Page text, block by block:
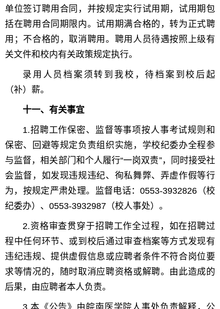
单位签订聘用合同，并按规定实行试用期，试用期包
括在聘用合同期限内。试用期满合格的，转为正式聘
用；不合格的，取消聘用。聘用人员待遇按照上级有
关文件和校内有关政策规定执行。
录用人员档案须转到我校，待档案到校后起
（补）薪。
十一、有关事宜
1.招聘工作保密、监督等事项按人事考试规则和
保密、回避等规定负责组织实施，学校纪委办全程参
与监督，相关部门和个人履行“一岗双责”，同时接受社
会监督，如发现违规违纪、徇私舞弊、弄虚作假等行
为，按规定严肃处理。监督电话：0553-3932826（校
纪委办）、0553-3932987（校人事处）。
2.资格审查贯穿于招聘工作全过程，如在招聘过
程中任何环节、或到校后通过审查档案等方式发现有
违纪违规、提供虚假信息或应聘者条件不符合岗位要
求等情况的，随时取消应聘资格或解聘。由此造成的
后果，由应聘者本人负责。
3.本《公告》由皖南医学院人事处负责解释，公